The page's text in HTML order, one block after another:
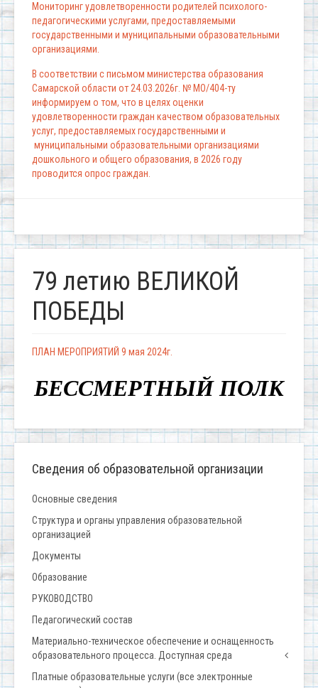
Мониторинг удовлетворенности родителей психолого-
педагогическими услугами, предоставляемыми
государственными и муниципальными образовательными
организациями.
В соответствии с письмом министерства образования
Самарской области от 24.03.2026г. № МО/404-ту
информируем о том, что в целях оценки
удовлетворенности граждан качеством образовательных
услуг, предоставляемых государственными и
муниципальными образовательными организациями
дошкольного и общего образования, в 2026 году
проводится опрос граждан.
79 летию ВЕЛИКОЙ
ПОБЕДЫ
ПЛАН МЕРОПРИЯТИЙ 9 мая 2024г.
БЕССМЕРТНЫЙ ПОЛК
Сведения об образовательной организации
Основные сведения
Структура и органы управления образовательной
организацией
Документы
Образование
РУКОВОДСТВО
Педагогический состав
Материально-техническое обеспечение и оснащенность
образовательного процесса. Доступная среда
Платные образовательные услуги (все электронные